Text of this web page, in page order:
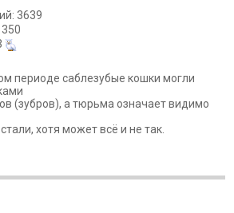
3639
периоде саблезубые кошки могли
(зубров), а тюрьма означает видимо
хотя может всё и не так.